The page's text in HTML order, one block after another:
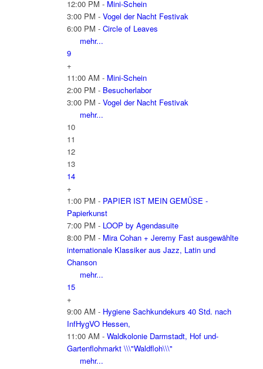
12:00 PM - Mini-Schein
3:00 PM - Vogel der Nacht Festivak
6:00 PM - Circle of Leaves
mehr...
9
+
11:00 AM - Mini-Schein
2:00 PM - Besucherlabor
3:00 PM - Vogel der Nacht Festivak
mehr...
10
11
12
13
14
+
1:00 PM - PAPIER IST MEIN GEMÜSE -
Papierkunst
7:00 PM - LOOP by Agendasuite
8:00 PM - Mira Cohan + Jeremy Fast ausgewählte
internationale Klassiker aus Jazz, Latin und
Chanson
mehr...
15
+
9:00 AM - Hygiene Sachkundekurs 40 Std. nach
InfHygVO Hessen,
11:00 AM - Waldkolonie Darmstadt, Hof und-
Gartenflohmarkt \\\"Waldfloh\\\"
mehr...